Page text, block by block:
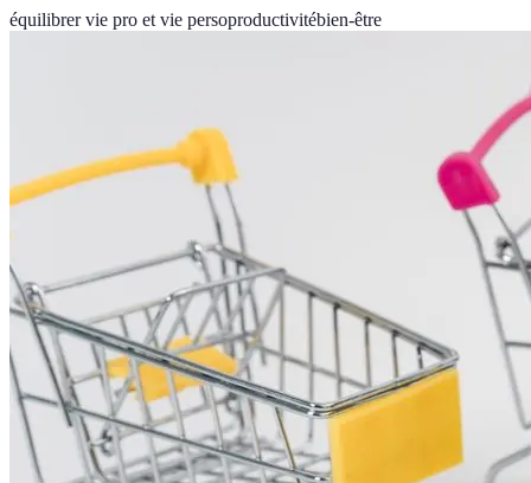
équilibrer vie pro et vie persoproductivitébien-être